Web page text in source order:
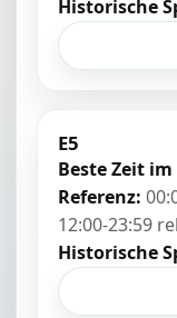
Historische
E5
Beste Zeit
Referenz:
12:00-23:59
Historische